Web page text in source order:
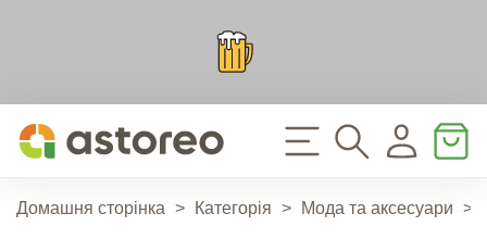
Домашня сторінка > Категорія > Мода та аксесуари >